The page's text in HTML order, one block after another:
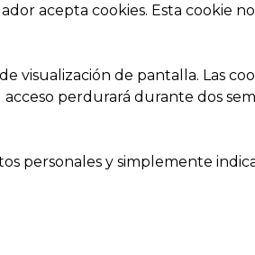
acepta cookies. Esta cookie no
visualización de pantalla. Las
perdurará durante dos
personales y simplemente